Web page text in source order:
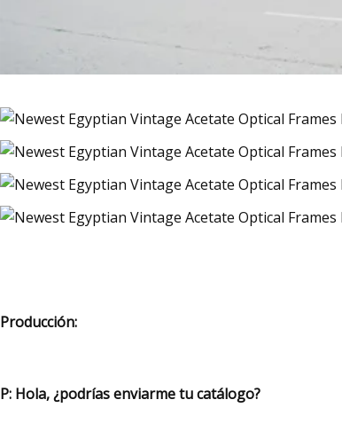
Producción:
P: Hola, ¿podrías enviarme tu catálogo?